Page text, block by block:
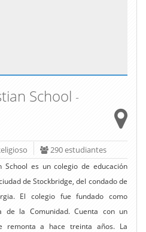
School -
290 estudiantes
School es un colegio de educación
de Stockbridge, del condado de
El colegio fue fundado como
de la Comunidad. Cuenta con un
remonta a hace treinta años. La